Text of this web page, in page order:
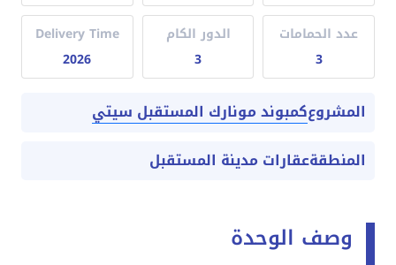
عدد الحمامات
3
الدور الكام
3
Delivery Time
2026
المشروعكمبوند مونارك المستقبل سيتي
المنطقةعقارات مدينة المستقبل
وصف الوحدة